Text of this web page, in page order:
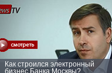
Как строился электронный
бизнес Банка Москвы?